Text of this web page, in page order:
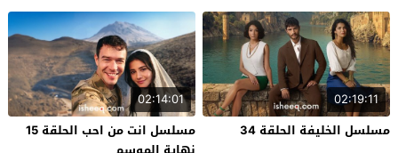
02:19:11
مسلسل الخليفة الحلقة 34
02:14:01
مسلسل انت من احب الحلقة 15